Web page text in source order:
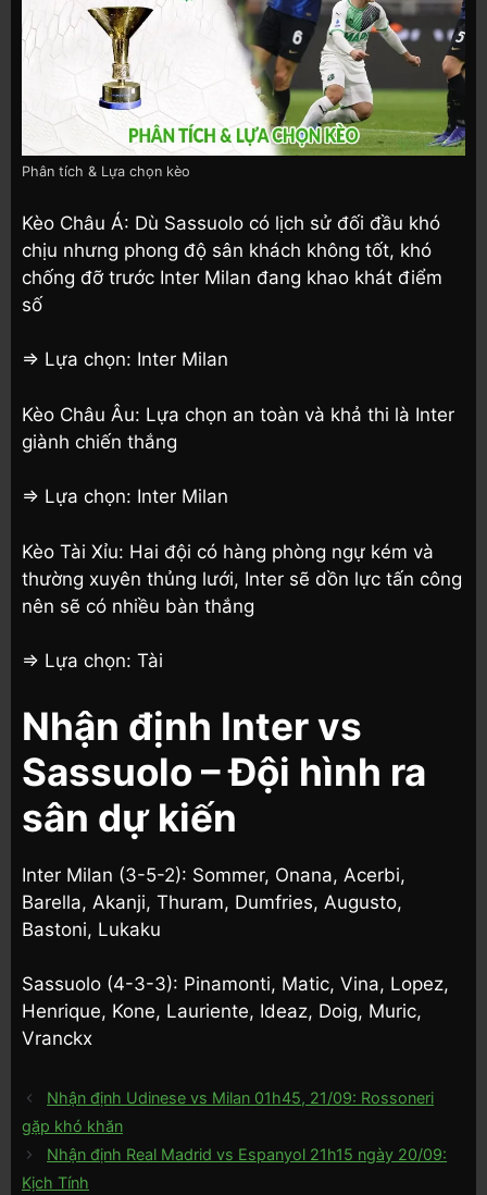
Phân tích & Lựa chọn kèo
Kèo Châu Á: Dù Sassuolo có lịch sử đối đầu khó
chịu nhưng phong độ sân khách không tốt, khó
chống đỡ trước Inter Milan đang khao khát điểm
số
=> Lựa chọn: Inter Milan
Kèo Châu Âu: Lựa chọn an toàn và khả thi là Inter
giành chiến thắng
=> Lựa chọn: Inter Milan
Kèo Tài Xỉu: Hai đội có hàng phòng ngự kém và
thường xuyên thủng lưới, Inter sẽ dồn lực tấn công
nên sẽ có nhiều bàn thắng
=> Lựa chọn: Tài
Nhận định Inter vs
Sassuolo – Đội hình ra
sân dự kiến
Inter Milan (3-5-2): Sommer, Onana, Acerbi,
Barella, Akanji, Thuram, Dumfries, Augusto,
Bastoni, Lukaku
Sassuolo (4-3-3): Pinamonti, Matic, Vina, Lopez,
Henrique, Kone, Lauriente, Ideaz, Doig, Muric,
Vranckx
Nhận định Udinese vs Milan 01h45, 21/09: Rossoneri
gặp khó khăn
Nhận định Real Madrid vs Espanyol 21h15 ngày 20/09:
Kịch Tính